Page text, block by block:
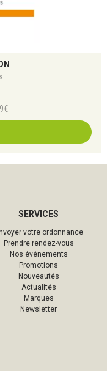
€
SERVICES
votre ordonnance
Prendre rendez-vous
Nos événements
Promotions
Nouveautés
Actualités
Marques
Newsletter